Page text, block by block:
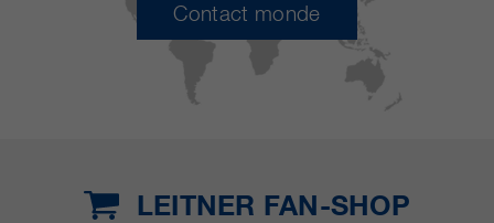
Contact monde
LEITNER FAN-SHOP